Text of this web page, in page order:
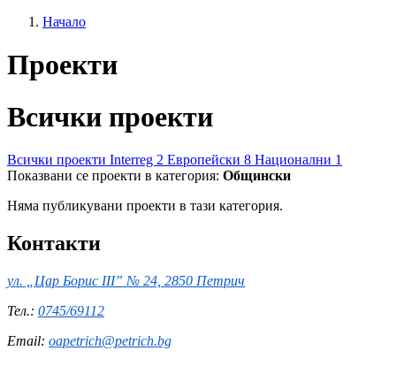
Начало
Проекти
Всички проекти
Всички проекти Interreg 2 Европейски 8 Национални 1
Показвани се проекти в категория: Общински
Няма публикувани проекти в тази категория.
Контакти
ул. „Цар Борис III” № 24, 2850 Петрич
Тел.: 0745/69112
Email: oapetrich@petrich.bg